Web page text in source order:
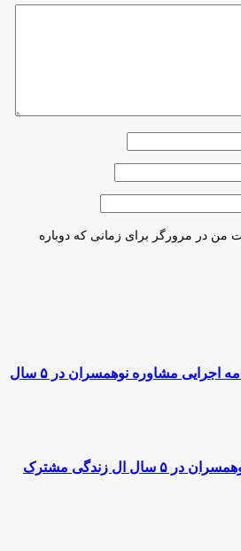
من در مرورگر برای زمانی که دوباره
درباره آسیب‌شناسی آیین‌نامه اجرایی مشاوره نوهمسران در ۵ سال
آیین‌نامه اجرایی مشاوره نوهمسران در ۵ سال ال زندگی مشترک